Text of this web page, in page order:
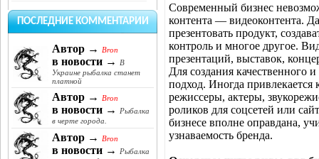
ПОСЛЕДНИЕ КОММЕНТАРИИ
Автор → Bron
в новости →
В
Украине рыбалка станет
платной
Автор → Bron
в новости →
Рыбалка
в черте города.
Автор → Bron
в новости →
Рыбалка
Современный бизнес
контента — видеоконтента.
презентовать продукт,
контроль и многое другое.
презентаций, выставок,
Для создания качественного
подход. Иногда
режиссеры, актеры,
роликов для соцсетей или
бизнесе вполне оправдана,
узнаваемость бренда.